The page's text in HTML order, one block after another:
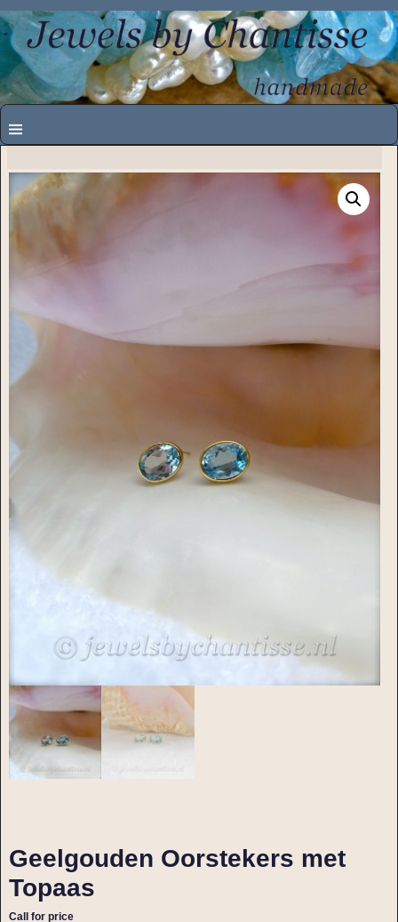
Geelgouden Oorstekers met
Topaas
Call for price